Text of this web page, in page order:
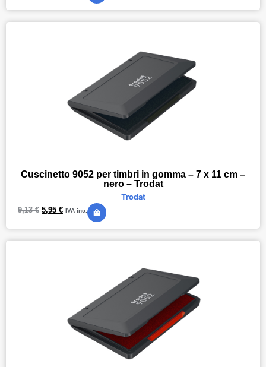
Cuscinetto 9052 per timbri in gomma – 7 x 11 cm –
nero – Trodat
Trodat
9,13€ 5,95 € IVA inc.